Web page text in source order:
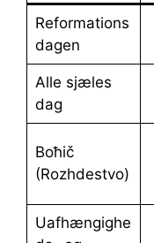
Reformations
dagen
Alle sjæles
dag
Boћič
(Rozhdestvo)
Uafhængighe